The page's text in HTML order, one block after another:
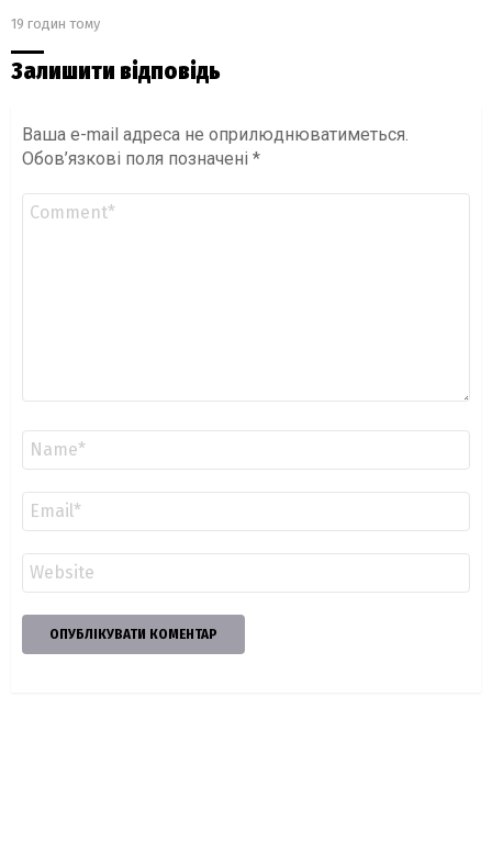
19 годин тому
Залишити відповідь
Ваша e-mail адреса не оприлюднюватиметься.
Обов’язкові поля позначені *